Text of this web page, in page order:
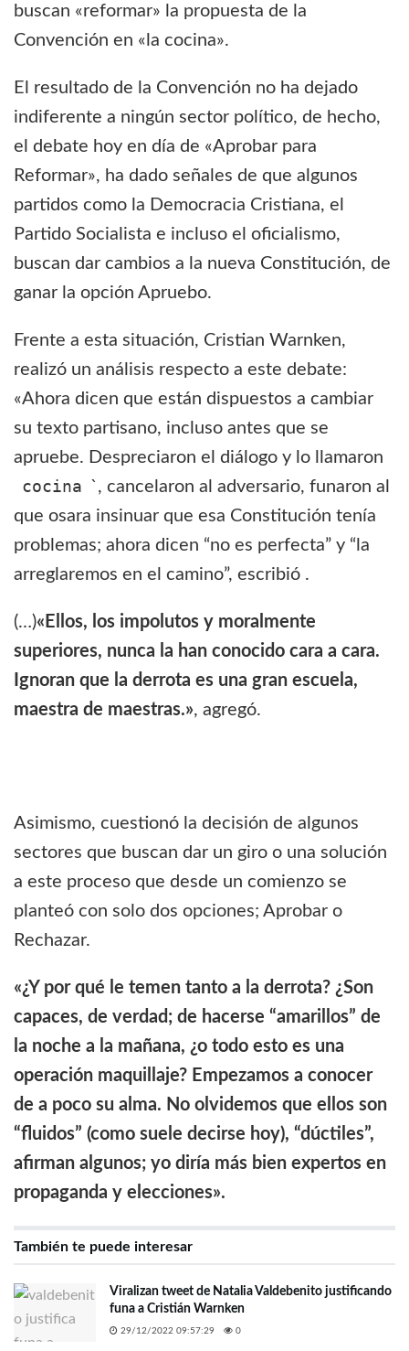
buscan «reformar» la propuesta de la
Convención en «la cocina».
El resultado de la Convención no ha dejado
indiferente a ningún sector político, de hecho,
el debate hoy en día de «Aprobar para
Reformar», ha dado señales de que algunos
partidos como la Democracia Cristiana, el
Partido Socialista e incluso el oficialismo,
buscan dar cambios a la nueva Constitución, de
ganar la opción Apruebo.
Frente a esta situación, Cristian Warnken,
realizó un análisis respecto a este debate:
«Ahora dicen que están dispuestos a cambiar
su texto partisano, incluso antes que se
apruebe. Despreciaron el diálogo y lo llamaron
cocina `, cancelaron al adversario, funaron al
que osara insinuar que esa Constitución tenía
problemas; ahora dicen “no es perfecta” y “la
arreglaremos en el camino”, escribió .
(…)«Ellos, los impolutos y moralmente
superiores, nunca la han conocido cara a cara.
Ignoran que la derrota es una gran escuela,
maestra de maestras.», agregó.
Asimismo, cuestionó la decisión de algunos
sectores que buscan dar un giro o una solución
a este proceso que desde un comienzo se
planteó con solo dos opciones; Aprobar o
Rechazar.
«¿Y por qué le temen tanto a la derrota? ¿Son
capaces, de verdad; de hacerse “amarillos” de
la noche a la mañana, ¿o todo esto es una
operación maquillaje? Empezamos a conocer
de a poco su alma. No olvidemos que ellos son
“fluidos” (como suele decirse hoy), “dúctiles”,
afirman algunos; yo diría más bien expertos en
propaganda y elecciones».
También te puede interesar
Viralizan tweet de Natalia Valdebenito justificando
funa a Cristián Warnken
29/12/2022 09:57:29 0